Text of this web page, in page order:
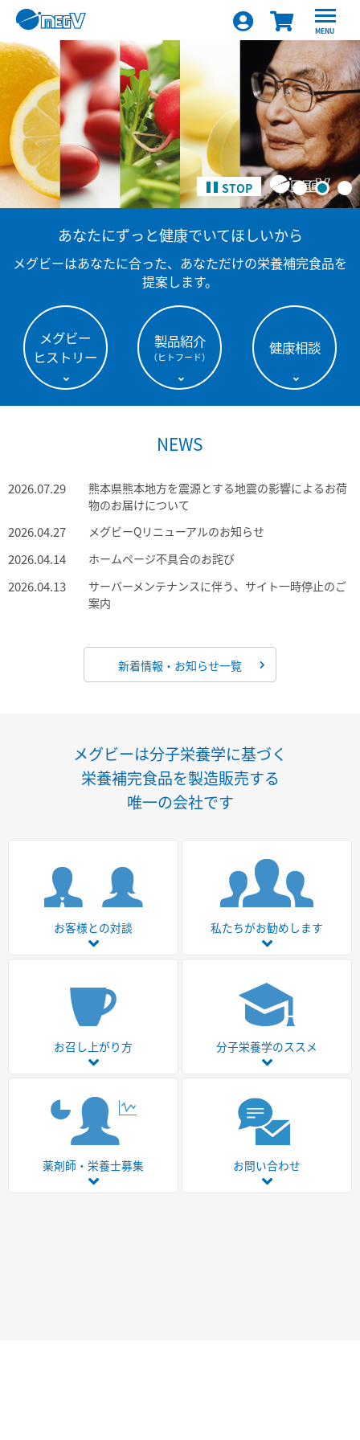
MENU
STOP
あなたにずっと健康でいてほしいから
メグビーはあなたに合った、あなただけの栄養補完食品を
提案します。
メグビー
ヒストリー
製品紹介
（ヒトフード） 健康相談
NEWS
2026.07.29
熊本県熊本地方を震源とする地震の影響によるお荷
物のお届けについて
2026.04.27 メグビーQリニューアルのお知らせ
2026.04.14 ホームページ不具合のお詫び
2026.04.13
サーバーメンテナンスに伴う、サイト一時停止のご
案内
新着情報・お知らせ一覧
メグビーは分子栄養学に基づく
栄養補完食品を製造販売する
唯一の会社です
お客様との対談 私たちがお勧めします
お召し上がり方 分子栄養学のススメ
薬剤師・栄養士募集 お問い合わせ